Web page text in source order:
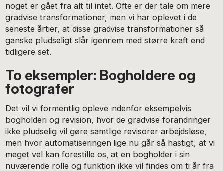
noget er gået fra alt til intet. Ofte er der tale om mere
gradvise transformationer, men vi har oplevet i de
seneste årtier, at disse gradvise transformationer så
ganske pludseligt slår igennem med større kraft end
tidligere set.
To eksempler: Bogholdere og
fotografer
Det vil vi formentlig opleve indenfor eksempelvis
bogholderi og revision, hvor de gradvise forandringer
ikke pludselig vil gøre samtlige revisorer arbejdsløse,
men hvor automatiseringen lige nu går så hastigt, at vi
meget vel kan forestille os, at en bogholder i sin
nuværende rolle og funktion ikke vil findes om ti år fra